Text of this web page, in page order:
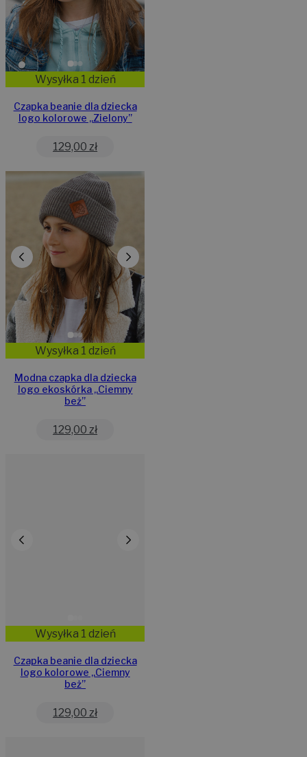
Wysyłka 1 dzień
Czapka beanie dla dziecka
logo kolorowe „Zielony”
129,00 zł
Wysyłka 1 dzień
Modna czapka dla dziecka
logo ekoskórka „Ciemny
beż”
129,00 zł
Wysyłka 1 dzień
Czapka beanie dla dziecka
logo kolorowe „Ciemny
beż”
129,00 zł